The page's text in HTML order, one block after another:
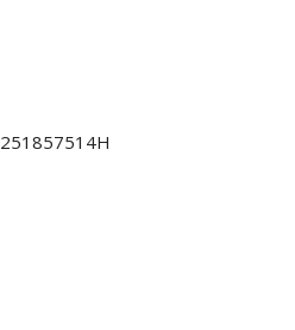
251857514H